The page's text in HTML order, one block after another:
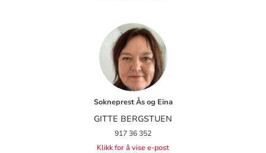
Sokneprest Ås og Eina
GITTE BERGSTUEN
917 36 352
Klikk for å vise e-post